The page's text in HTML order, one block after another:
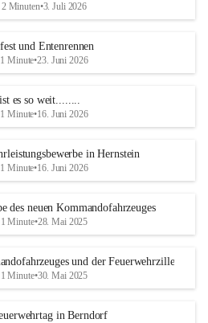
2 Minuten•3. Juli 2026
und Entenrennen
Minute•23. Juni 2026
es so weit........
Minute•16. Juni 2026
in Hernstein
Minute•16. Juni 2026
des neuen Kommandofahrzeuges
Minute•28. Mai 2025
und der Feuerwehrzille
Minute•30. Mai 2025
in Berndorf